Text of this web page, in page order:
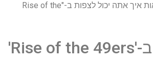
המשך לקרוא כדי לראות איך אתה יכול לצפות ב-"Rise of the
איך לצפיה ב-'Rise of the 49ers'